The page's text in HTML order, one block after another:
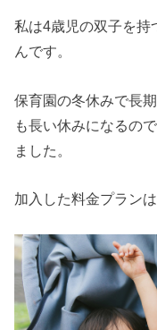
私は4歳児の双子を持
んです。
保育園の冬休みで長
も長い休みになるの
ました。
加入した料金プラン